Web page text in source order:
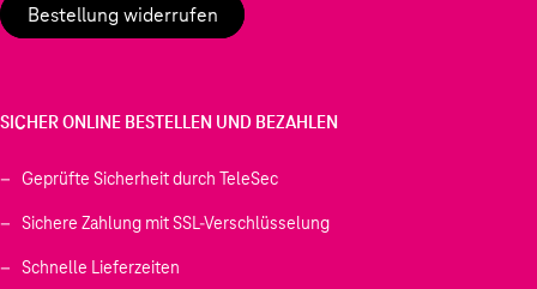
Bestellung widerrufen
SICHER ONLINE BESTELLEN UND BEZAHLEN
Geprüfte Sicherheit durch TeleSec
Sichere Zahlung mit SSL-Verschlüsselung
Schnelle Lieferzeiten